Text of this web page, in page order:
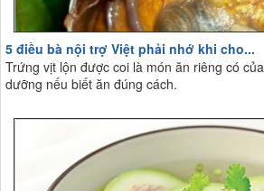
5 điều bà nội trợ Việt phải nhớ khi cho...
Trứng vịt lộn được coi là món ăn riêng có
dưỡng nếu biết ăn đúng cách.